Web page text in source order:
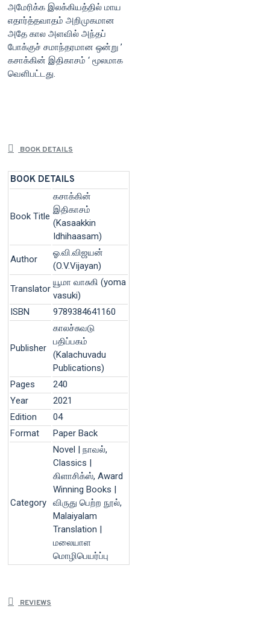
அமேரிக்க இலக்கியத்தில் மாய
எதார்த்தவாதம் அறிமுகமான
அதே கால அளவில் அந்தப்
போக்குச் சமாந்தரமான ஒன்று ’
கசாக்கின் இதிகாசம் ‘ மூலமாக
வெளிபட்டது.
BOOK DETAILS
BOOK DETAILS
Book Title
கசாக்கின்
இதிகாசம்
(Kasaakkin
Idhihaasam)
Author
ஓ.வி.விஜயன்
(O.V.Vijayan)
Translator
யூமா வாசுகி (yoma
vasuki)
ISBN
9789384641160
Publisher
காலச்சுவடு
பதிப்பகம்
(Kalachuvadu
Publications)
Pages
240
Year
2021
Edition
04
Format
Paper Back
Category
Novel | நாவல்,
Classics |
கிளாசிக்ஸ், Award
Winning Books |
விருது பெற்ற நூல்,
Malaiyalam
Translation |
மலையாள
மொழிபெயர்ப்பு
REVIEWS